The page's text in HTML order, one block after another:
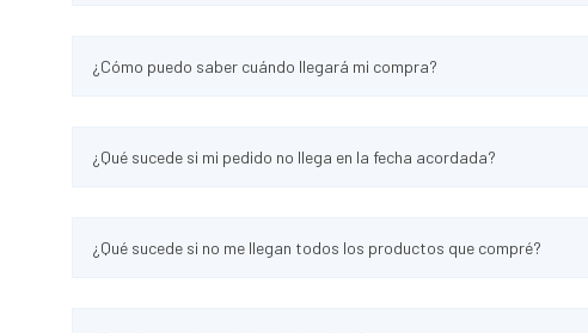
¿Cómo puedo saber cuándo llegará mi compra?
¿Qué sucede si mi pedido no llega en la fecha acordada?
¿Qué sucede si no me llegan todos los productos que compré?